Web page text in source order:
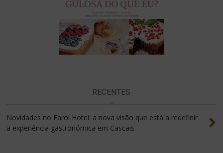
RECENTES
Novidades no Farol Hotel: a nova visão que está a redefinir
a experiência gastronómica em Cascais